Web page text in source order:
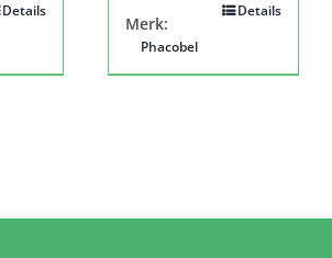
Details
Details
Merk:
Phacobel